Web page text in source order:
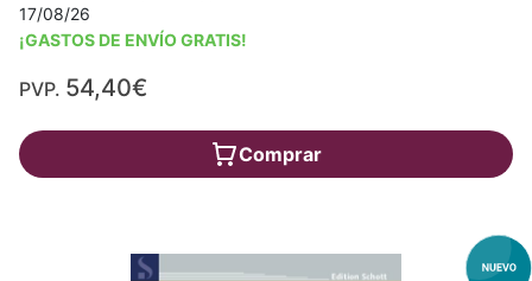
17/08/26
¡GASTOS DE ENVÍO GRATIS!
PVP. 54,40€
Comprar